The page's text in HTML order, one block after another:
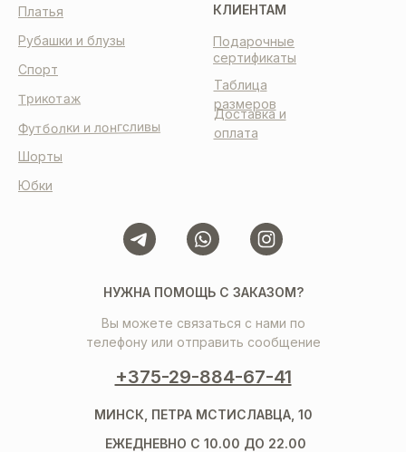
КЛИЕНТАМ
Таблица
размеров
Доставка и
оплата
Подарочные
сертификаты
НУЖНА ПОМОЩЬ С ЗАКАЗОМ?
Вы можете связаться с нами по
телефону или отправить сообщение
+375-29-884-67-41
МИНСК, ПЕТРА МСТИСЛАВЦА, 10
ЕЖЕДНЕВНО С 10.00 ДО 22.00
Платья
Шорты
Спорт
Рубашки и блузы
Трикотаж
Футболки и лонгсливы
Юбки